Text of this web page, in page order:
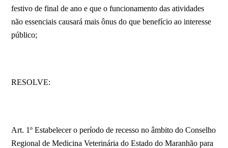
festivo de final de ano e que o funcionamento das atividades
não essenciais causará mais ônus do que benefício ao interesse
público;
RESOLVE:
Art. 1º Estabelecer o período de recesso no âmbito do Conselho
Regional de Medicina Veterinária do Estado do Maranhão para